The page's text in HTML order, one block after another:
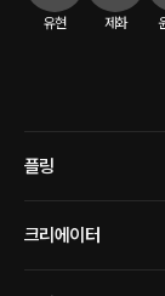
유현 제화
플링
크리에이터